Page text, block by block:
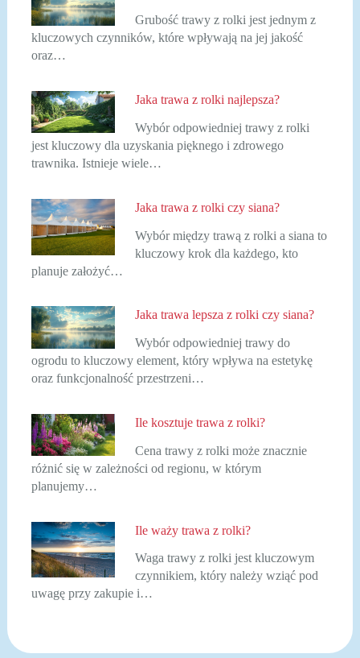
Grubość trawy z rolki jest jednym z
kluczowych czynników, które wpływają na jej jakość
oraz…
Jaka trawa z rolki najlepsza?
Wybór odpowiedniej trawy z rolki
jest kluczowy dla uzyskania pięknego i zdrowego
trawnika. Istnieje wiele…
Jaka trawa z rolki czy siana?
Wybór między trawą z rolki a siana to
kluczowy krok dla każdego, kto
planuje założyć…
Jaka trawa lepsza z rolki czy siana?
Wybór odpowiedniej trawy do
ogrodu to kluczowy element, który wpływa na estetykę
oraz funkcjonalność przestrzeni…
Ile kosztuje trawa z rolki?
Cena trawy z rolki może znacznie
różnić się w zależności od regionu, w którym
planujemy…
Ile waży trawa z rolki?
Waga trawy z rolki jest kluczowym
czynnikiem, który należy wziąć pod
uwagę przy zakupie i…